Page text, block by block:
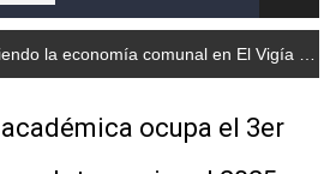
el autogobierno en Mérida con
realizó jornada socialista en
comunal en El Vigía con microcréditos a emprendedores y productor
ocupa el 3er